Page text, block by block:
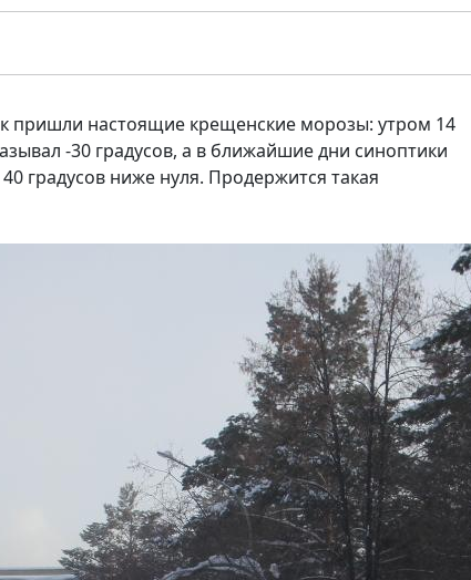
пришли настоящие крещенские морозы: утром 14
-30 градусов, а в ближайшие дни синоптики
градусов ниже нуля. Продержится такая